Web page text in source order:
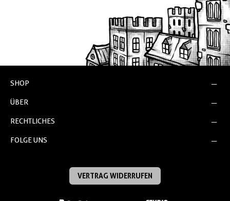
SHOP
ÜBER
RECHTLICHES
FOLGE UNS
VERTRAG WIDERRUFEN